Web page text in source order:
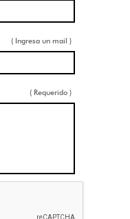
( Ingresa un mail )
( Requerido )